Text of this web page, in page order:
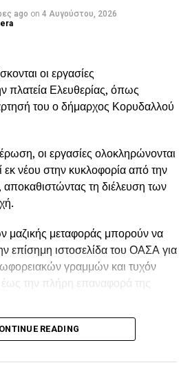
ago on 4 Αυγούστου, 2026
οι εργασίες
πλατεία Ελευθερίας, όπως
του ο δήμαρχος Κορυδαλλού
οι εργασίες ολοκληρώνονται
εκ νέου στην κυκλοφορία από την
τη διέλευση των
μαζικής μεταφοράς μπορούν να
επίσημη ιστοσελίδα του ΟΑΣΑ για
γραμμών και τυχόν
την πλήρη επαναφορά της
READING